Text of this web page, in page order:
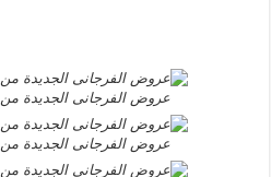
عروض الفرجانى الجديدة من 7 ديسمبر حتى 20 ديسمبر 2017
عروض الفرجانى الجديدة من 7 ديسمبر حتى 20 ديسمبر 2017